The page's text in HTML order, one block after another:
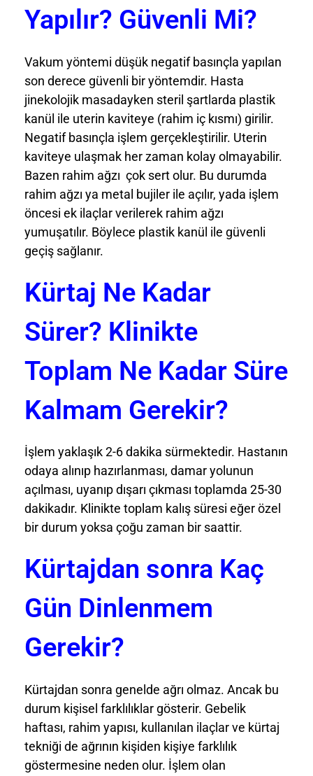
Yapılır? Güvenli Mi?
Vakum yöntemi düşük negatif basınçla yapılan
son derece güvenli bir yöntemdir. Hasta
jinekolojik masadayken steril şartlarda plastik
kanül ile uterin kaviteye (rahim iç kısmı) girilir.
Negatif basınçla işlem gerçekleştirilir. Uterin
kaviteye ulaşmak her zaman kolay olmayabilir.
Bazen rahim ağzı çok sert olur. Bu durumda
rahim ağzı ya metal bujiler ile açılır, yada işlem
öncesi ek ilaçlar verilerek rahim ağzı
yumuşatılır. Böylece plastik kanül ile güvenli
geçiş sağlanır.
Kürtaj Ne Kadar
Sürer? Klinikte
Toplam Ne Kadar Süre
Kalmam Gerekir?
İşlem yaklaşık 2-6 dakika sürmektedir. Hastanın
odaya alınıp hazırlanması, damar yolunun
açılması, uyanıp dışarı çıkması toplamda 25-30
dakikadır. Klinikte toplam kalış süresi eğer özel
bir durum yoksa çoğu zaman bir saattir.
Kürtajdan sonra Kaç
Gün Dinlenmem
Gerekir?
Kürtajdan sonra genelde ağrı olmaz. Ancak bu
durum kişisel farklılıklar gösterir. Gebelik
haftası, rahim yapısı, kullanılan ilaçlar ve kürtaj
tekniği de ağrının kişiden kişiye farklılık
göstermesine neden olur. İşlem olan